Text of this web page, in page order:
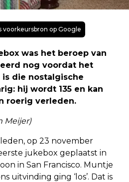
voorkeursbron op Google
was het beroep van
nog voordat het
is die nostalgische
hij wordt 135 en kan
roerig verleden.
Meijer)
op 23 november
jukebox geplaatst in
in San Francisco. Muntje
uitvinding ging ‘los’. Dat is